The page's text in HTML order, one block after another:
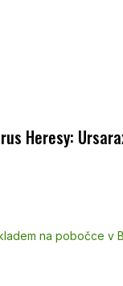
Heresy:
na pobočce v